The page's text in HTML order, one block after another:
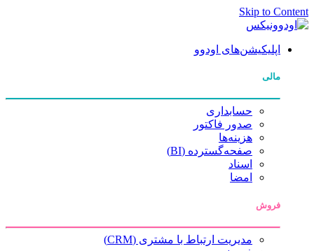
Skip to Content
اپلیکیشن‌های اودوو
مالی
حسابداری
صدور فاکتور
هزینه‌ها
صفحه‌گسترده (BI)
اسناد
امضا
فروش
مدیریت ارتباط با مشتری (CRM)